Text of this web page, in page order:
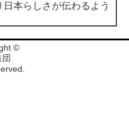
本らしさが伝わるよう
©